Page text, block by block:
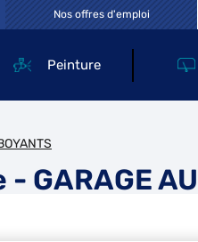
Peinture
Nos offres d'emploi
GARAGE